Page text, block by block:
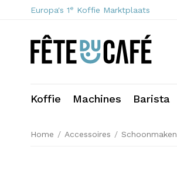
Europa's 1e Koffie Marktplaats
Koffie Machines Barista
Home / Accessoires / Schoonmaken